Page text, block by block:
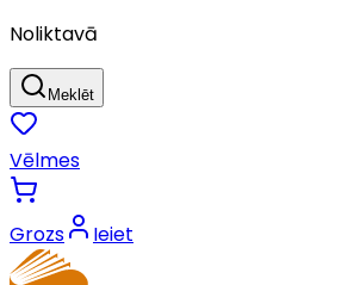
Noliktavā
Meklēt
Vēlmes
Grozs Ieiet